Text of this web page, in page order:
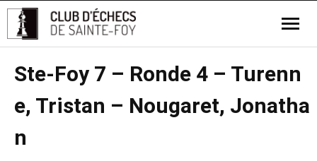
Ste-Foy 7 – Ronde 4 – Turenn
e, Tristan – Nougaret, Jonatha
n